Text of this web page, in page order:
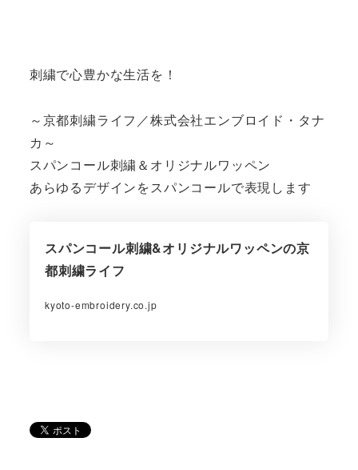
刺繍で心豊かな生活を！
～京都刺繍ライフ／株式会社エンブロイド・タナ
カ～
スパンコール刺繍＆オリジナルワッペン
あらゆるデザインをスパンコールで表現します
スパンコール刺繍&オリジナルワッペンの京
都刺繍ライフ
kyoto-embroidery.co.jp